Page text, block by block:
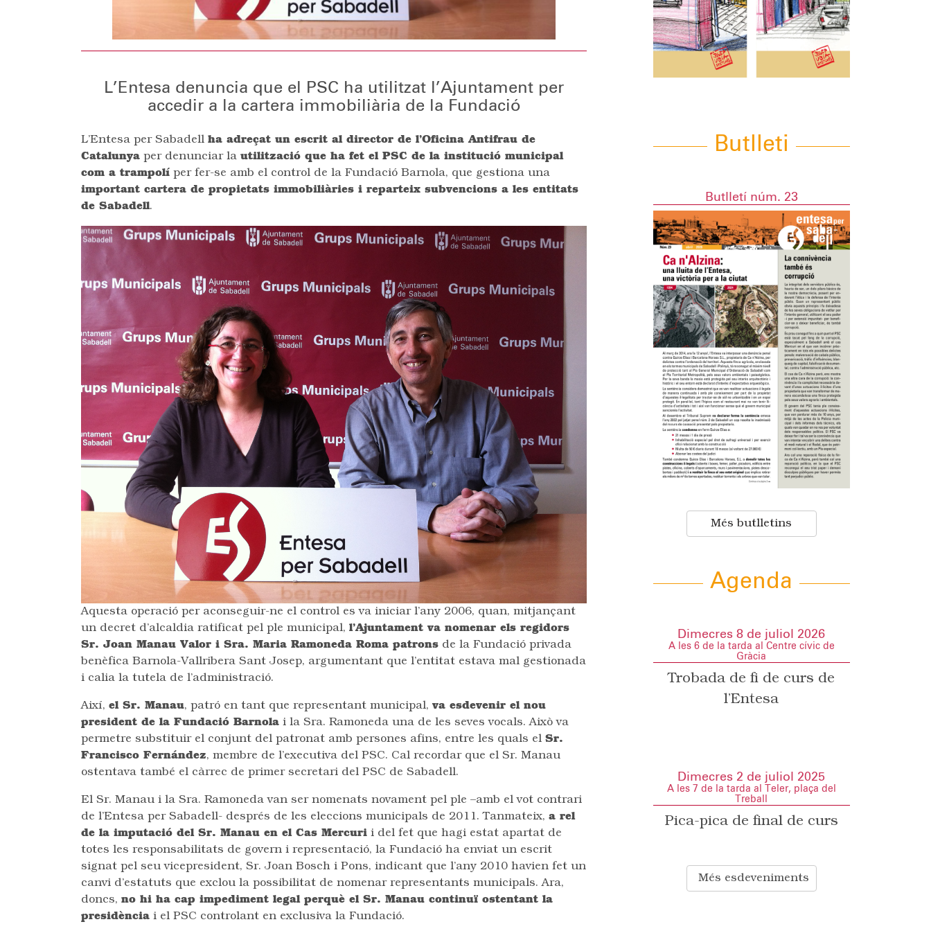
L’Entesa denuncia que el PSC ha utilitzat l’Ajuntament per
accedir a la cartera immobiliària de la Fundació
L’Entesa per Sabadell ha adreçat un escrit al director de l’Oficina Antifrau de
Catalunya per denunciar la utilització que ha fet el PSC de la institució municipal
com a trampolí per fer-se amb el control de la Fundació Barnola, que gestiona una
important cartera de propietats immobiliàries i reparteix subvencions a les entitats
de Sabadell.
Aquesta operació per aconseguir-ne el control es va iniciar l’any 2006, quan, mitjançant
un decret d’alcaldia ratificat pel ple municipal, l’Ajuntament va nomenar els regidors
Sr. Joan Manau Valor i Sra. Maria Ramoneda Roma patrons de la Fundació privada
benèfica Barnola-Vallribera Sant Josep, argumentant que l’entitat estava mal gestionada
i calia la tutela de l’administració.
Així, el Sr. Manau, patró en tant que representant municipal, va esdevenir el nou
president de la Fundació Barnola i la Sra. Ramoneda una de les seves vocals. Això va
permetre substituir el conjunt del patronat amb persones afins, entre les quals el Sr.
Francisco Fernández, membre de l’executiva del PSC. Cal recordar que el Sr. Manau
ostentava també el càrrec de primer secretari del PSC de Sabadell.
El Sr. Manau i la Sra. Ramoneda van ser nomenats novament pel ple –amb el vot contrari
de l’Entesa per Sabadell- després de les eleccions municipals de 2011. Tanmateix, a rel
de la imputació del Sr. Manau en el Cas Mercuri i del fet que hagi estat apartat de
totes les responsabilitats de govern i representació, la Fundació ha enviat un escrit
signat pel seu vicepresident, Sr. Joan Bosch i Pons, indicant que l’any 2010 havien fet un
canvi d’estatuts que exclou la possibilitat de nomenar representants municipals. Ara,
doncs, no hi ha cap impediment legal perquè el Sr. Manau continuï ostentant la
presidència i el PSC controlant en exclusiva la Fundació.
Butlleti
Butlletí núm. 23
Més butlletins
Agenda
Dimecres 8 de juliol 2026
A les 6 de la tarda al Centre cívic de
Gràcia
Trobada de fi de curs de
l’Entesa
Dimecres 2 de juliol 2025
A les 7 de la tarda al Teler, plaça del
Treball
Pica-pica de final de curs
Més esdeveniments